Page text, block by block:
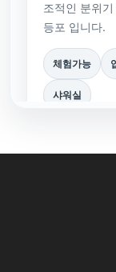
조적인 분위
등포 입니다.
체험가능
샤워실